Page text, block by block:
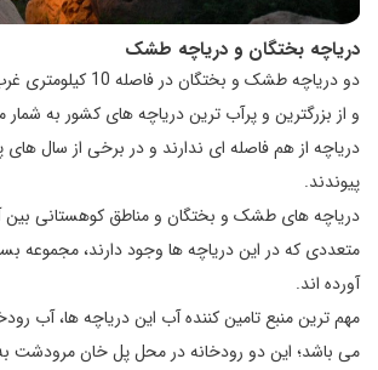
دریاچه بختگان و دریاچه طشک
دو دریاچه طشک و بختگان
و از بزرگترین و پرآب ترین دریاچه های کشور به شمار
دریاچه از هم فاصله ای ندارند و در برخی از سال های
پیوندند.
دریاچه های طشک و بختگان و مناطق کوهستانی بین
متعددی که در این دریاچه ها وجود دارند، مجموعه
آورده اند.
مهم ترین منبع تامین کننده آب این دریاچه ها، آب
می باشد؛ این دو رودخانه در محل پل خان مرودشت